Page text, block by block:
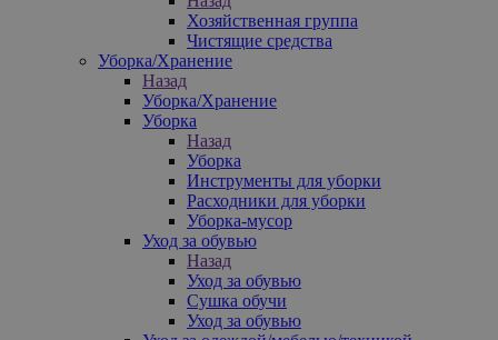
Хозяйственная группа
Чистящие средства
Уборка/Хранение
Назад
Уборка/Хранение
Уборка
Назад
Уборка
Инструменты для уборки
Расходники для уборки
Уборка-мусор
Уход за обувью
Назад
Уход за обувью
Сушка обучи
Уход за обувью